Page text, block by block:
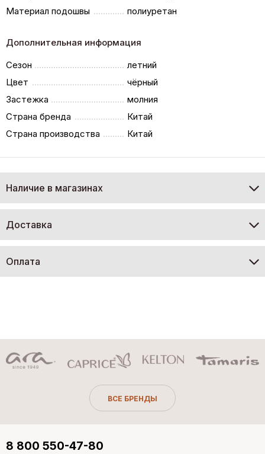
Материал подошвы
полиуретан
Дополнительная информация
Сезон
летний
Цвет
чёрный
Застежка
молния
Страна бренда
Китай
Страна производства
Китай
Наличие в магазинах
Доставка
Оплата
ВСЕ БРЕНДЫ
8 800 550-47-80